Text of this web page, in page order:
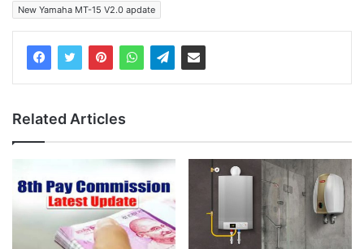
New Yamaha MT-15 V2.0 apdate
Related Articles